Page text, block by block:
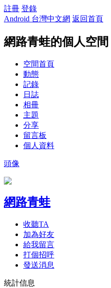
註冊 登錄
Android 台灣中文網 返回首頁
網路青蛙的個人空間
空間首頁
動態
記錄
日誌
相冊
主題
分享
留言板
個人資料
頭像
網路青蛙
收聽TA
加為好友
給我留言
打個招呼
發送消息
統計信息